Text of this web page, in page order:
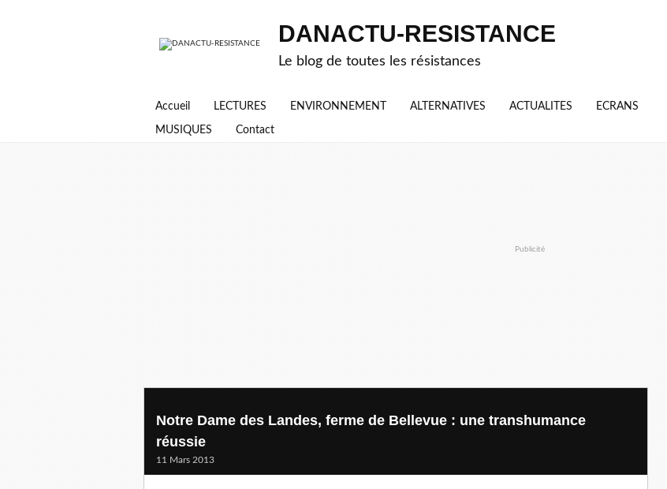
DANACTU-RESISTANCE
Le blog de toutes les résistances
Accueil LECTURES ENVIRONNEMENT ALTERNATIVES ACTUALITES ECRANS
MUSIQUES Contact
Publicité
Notre Dame des Landes, ferme de Bellevue : une transhumance
réussie
11 Mars 2013